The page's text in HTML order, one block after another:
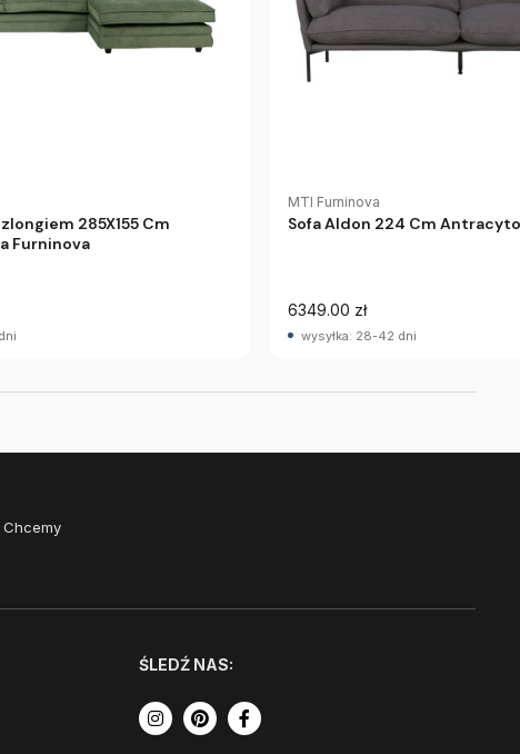
285X155 Cm
Furninova
MTI Furninova
Sofa Aldon 224 Cm
6349.00 zł
wysyłka: 28-42 dni
ŚLEDŹ NAS: